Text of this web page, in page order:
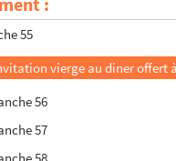
55
vierge au diner offert
56
57